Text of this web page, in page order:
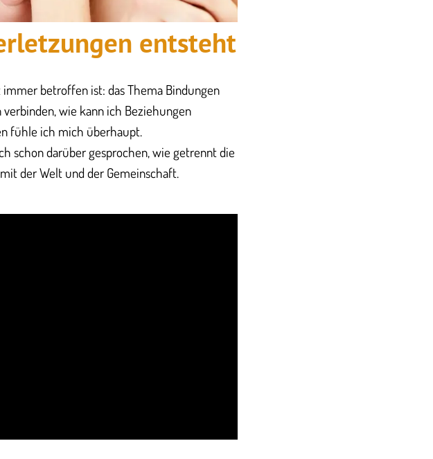
entsteht
betroffen ist: das Thema Bindungen
wie kann ich Beziehungen
fühle ich mich überhaupt.
schon darüber gesprochen, wie getrennt die
der Welt und der Gemeinschaft.